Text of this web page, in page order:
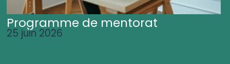
Programme de mentorat
25 juin 2026